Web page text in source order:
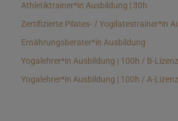
Athletiktrainer*in Ausbildung | 30h
Zertifizierte Pilates- / Yogilatestrainer*in
Ernährungsberater*in Ausbildung
Yogalehrer*in Ausbildung | 100h / B-Lizenz
Yogalehrer*in Ausbildung | 100h / A-Lizenz